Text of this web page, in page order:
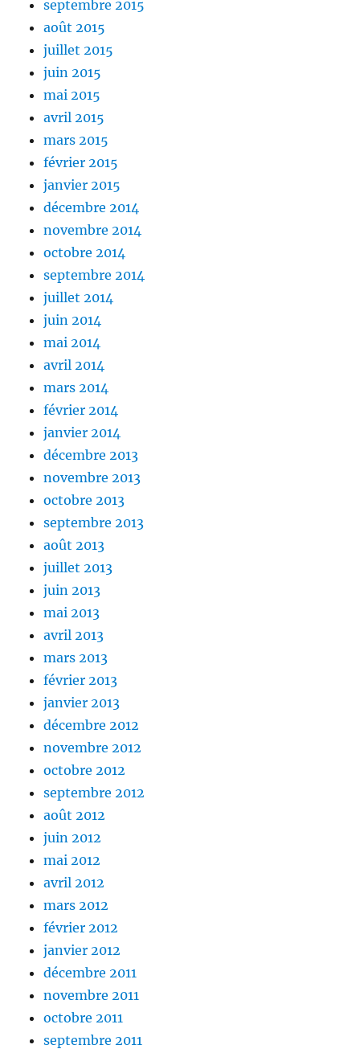
septembre 2015
août 2015
juillet 2015
juin 2015
mai 2015
avril 2015
mars 2015
février 2015
janvier 2015
décembre 2014
novembre 2014
octobre 2014
septembre 2014
juillet 2014
juin 2014
mai 2014
avril 2014
mars 2014
février 2014
janvier 2014
décembre 2013
novembre 2013
octobre 2013
septembre 2013
août 2013
juillet 2013
juin 2013
mai 2013
avril 2013
mars 2013
février 2013
janvier 2013
décembre 2012
novembre 2012
octobre 2012
septembre 2012
août 2012
juin 2012
mai 2012
avril 2012
mars 2012
février 2012
janvier 2012
décembre 2011
novembre 2011
octobre 2011
septembre 2011